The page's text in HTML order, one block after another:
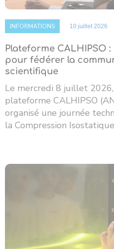
INFORMATIONS 10 juillet 2026
Plateforme CALHIPSO
pour fédérer la
scientifique
Le mercredi 8 juillet
plateforme CALHIPSO
organisé une journée
la Compression Isostatique